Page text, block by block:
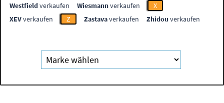
Westfieldverkaufen Wiesmannverkaufen
X
XEVverkaufen Z Zastavaverkaufen Zhidou verkaufen